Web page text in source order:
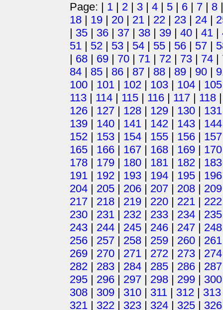
Page: | 1 | 2 | 3 | 4 | 5 | 6 | 7 | 8
18 | 19 | 20 | 21 | 22 | 23 | 24 |
| 35 | 36 | 37 | 38 | 39 | 40 | 41 |
51 | 52 | 53 | 54 | 55 | 56 | 57 |
| 68 | 69 | 70 | 71 | 72 | 73 | 74 |
84 | 85 | 86 | 87 | 88 | 89 | 90 |
100 | 101 | 102 | 103 | 104 | 105
113 | 114 | 115 | 116 | 117 | 118
126 | 127 | 128 | 129 | 130 | 131
139 | 140 | 141 | 142 | 143 | 144
152 | 153 | 154 | 155 | 156 | 157
165 | 166 | 167 | 168 | 169 | 170
178 | 179 | 180 | 181 | 182 | 183
191 | 192 | 193 | 194 | 195 | 196
204 | 205 | 206 | 207 | 208 | 209
217 | 218 | 219 | 220 | 221 | 222
230 | 231 | 232 | 233 | 234 | 235
243 | 244 | 245 | 246 | 247 | 248
256 | 257 | 258 | 259 | 260 | 261
269 | 270 | 271 | 272 | 273 | 274
282 | 283 | 284 | 285 | 286 | 287
295 | 296 | 297 | 298 | 299 | 300
308 | 309 | 310 | 311 | 312 | 313
321 | 322 | 323 | 324 | 325 | 326